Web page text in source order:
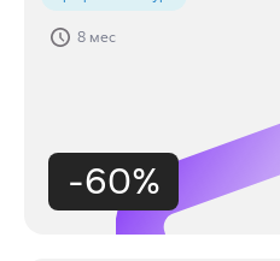
8 мес
-60%